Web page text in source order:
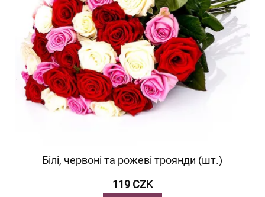
Білі, червоні та рожеві троянди (шт.)
119 CZK